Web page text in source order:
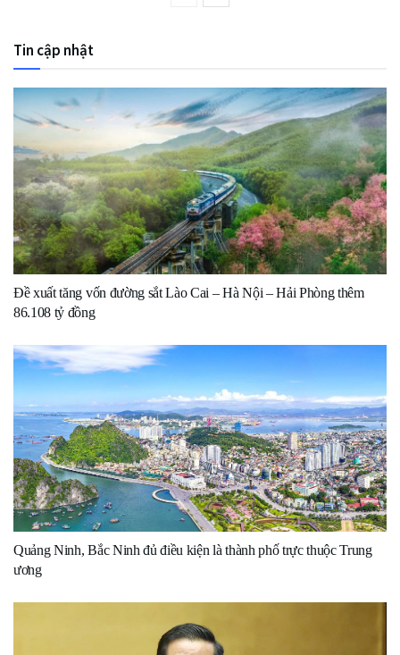
Tin cập nhật
Đề xuất tăng vốn đường sắt Lào Cai – Hà Nội – Hải Phòng thêm
86.108 tỷ đồng
Quảng Ninh, Bắc Ninh đủ điều kiện là thành phố trực thuộc Trung
ương